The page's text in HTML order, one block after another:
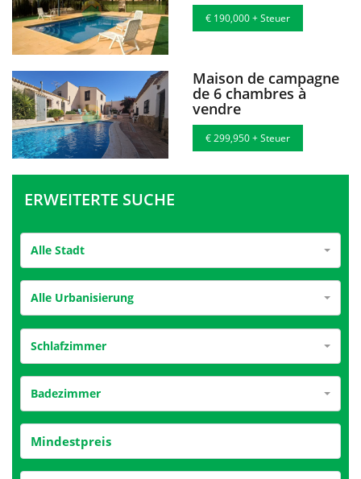
€ 190,000 + Steuer
Maison de campagne
de 6 chambres à
vendre
€ 299,950 + Steuer
ERWEITERTE SUCHE
Alle Stadt
Alle Urbanisierung
Schlafzimmer
Badezimmer